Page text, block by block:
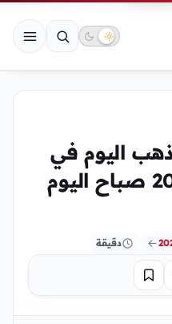
اليوم في
اليمن 27 يونيو 2025 صباح اليوم
دقيقة
حفظ